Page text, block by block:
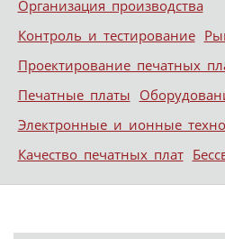
Организация производства
Контроль и тестирование
Проектирование печатных
Печатные платы
Электронные и ионные
Качество печатных плат